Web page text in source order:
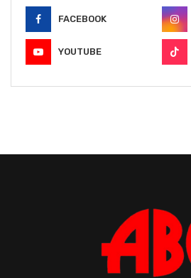
FACEBOOK
YOUTUBE